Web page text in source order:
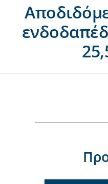
Υπηρεσίες
Μάρκες